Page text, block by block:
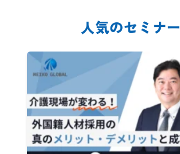
人気のセミナー